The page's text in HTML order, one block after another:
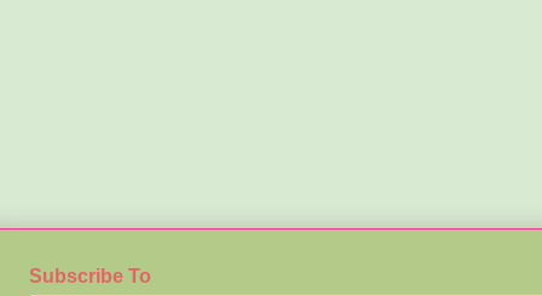
Subscribe To